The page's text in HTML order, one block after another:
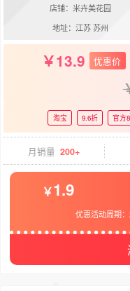
店铺：米卉美花园
地址：江苏 苏州
13.9 优惠价
淘宝 9.6折 官方
月销量 200+
1.9
优惠活动周期：